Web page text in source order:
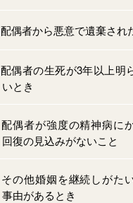
配偶者から悪意で遺棄され
配偶者の生死が3年以上明
いとき
配偶者が強度の精神病にか
回復の見込みがないこと
その他婚姻を継続しがた
事由があるとき